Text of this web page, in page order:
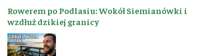
Rowerem po Podlasiu: Wokół Siemianówki i
wzdłuż dzikiej granicy